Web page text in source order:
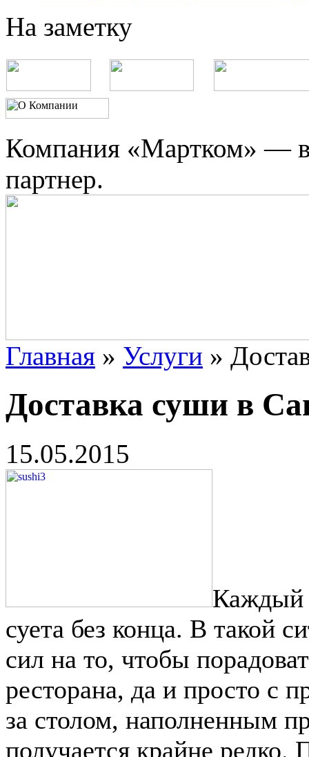
На заметку
Компания «Мартком» —
партнер.
Главная » Услуги »
Доставка суши в
15.05.2015
Каждый
суета без конца. В такой
сил на то, чтобы
ресторана, да и просто с
за столом, наполненным
получается крайне редко.